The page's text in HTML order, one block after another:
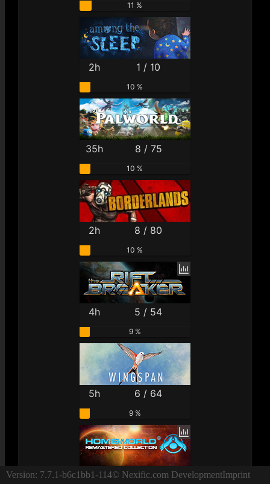
11 %
2h 1 / 10
10 %
35h 8 / 75
10 %
2h 8 / 80
10 %
4h 5 / 54
9 %
5h 6 / 64
9 %
3h 3 / 34
Version: 7.7.1-b6c1bb1-114© Nexific.com DevelopmentImprint